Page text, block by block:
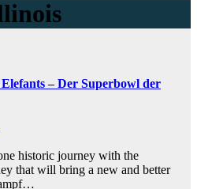
– Der Superbowl der
historic journey with the
that will bring a new and better